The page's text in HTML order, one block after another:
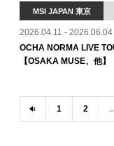
MSI JAPAN 東京
2026.04.11 - 2026.06.04
OCHA NORMA LIVE
【OSAKA MUSE、他】
‹ 1 2 ...